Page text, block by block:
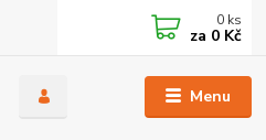
Menu
0 ks
za 0 Kč